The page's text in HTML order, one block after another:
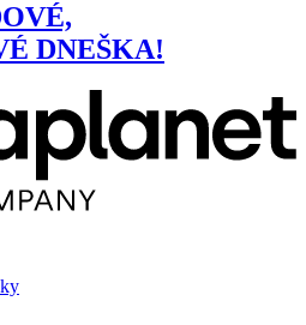
DNEŠKA!